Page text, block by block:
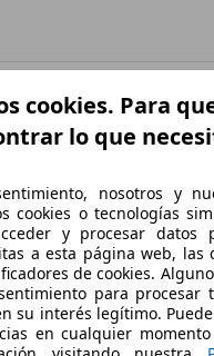
Flexicar Sitges
Datos de empresa
cookies. Para
lo que
nosotros y
cookies o tecnologías
y procesar datos
a esta página web, las
de cookies.
para procesar
su interés legítimo.
en cualquier